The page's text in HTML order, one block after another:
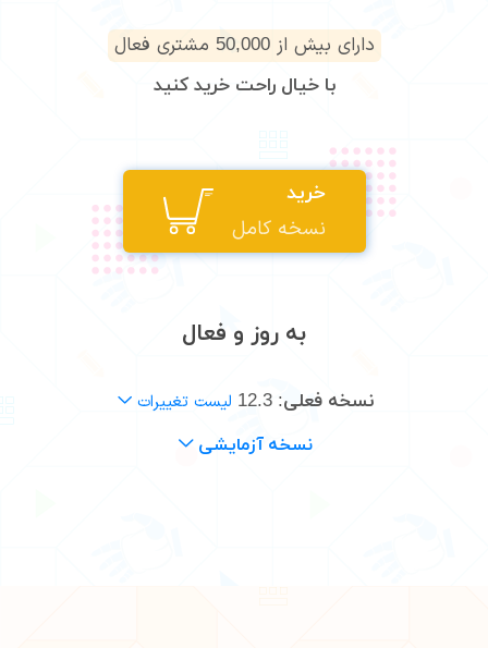
دارای بیش از50,000 مشتری فعال
با خیال راحت خرید کنید
خرید
نسخه کامل
به روز و فعال
نسخه فعلی: 12.3 لیست تغییرات
نسخه آزمایشی